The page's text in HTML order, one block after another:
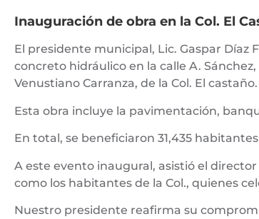
Inauguración de obra en la Col. El
El presidente municipal, Lic. Gaspar
concreto hidráulico en la calle A.
Venustiano Carranza, de la Col. El castaño.
Esta obra incluye la pavimentación,
En total, se beneficiaron 31,435
A este evento inaugural, asistió el
como los habitantes de la Col., quienes
Nuestro presidente reafirma su